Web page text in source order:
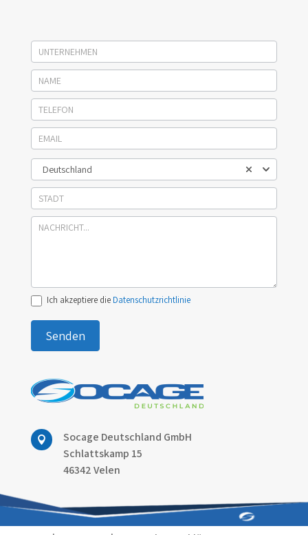
Socage
kontakt
Deutschland
Ich akzeptiere die Datenschutzrichtlinie
Senden

Socage Deutschland GmbH
Schlattskamp 15
46342 Velen